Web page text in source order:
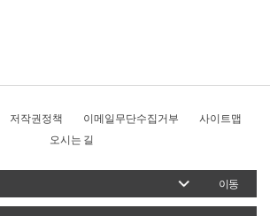
저작권정책 이메일무단수집거부
사이트맵
오시는 길
이동